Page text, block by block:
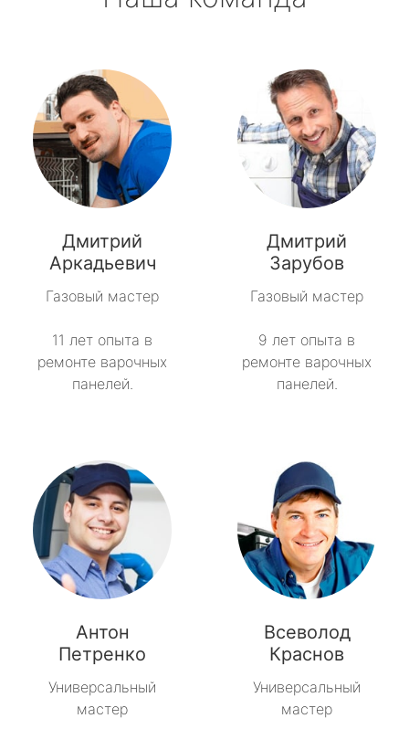
Дмитрий
Аркадьевич
Газовый мастер
11 лет опыта в
ремонте варочных
панелей.
Дмитрий
Зарубов
Газовый мастер
9 лет опыта в
ремонте варочных
панелей.
Антон
Петренко
Универсальный
мастер
Всеволод
Краснов
Универсальный
мастер